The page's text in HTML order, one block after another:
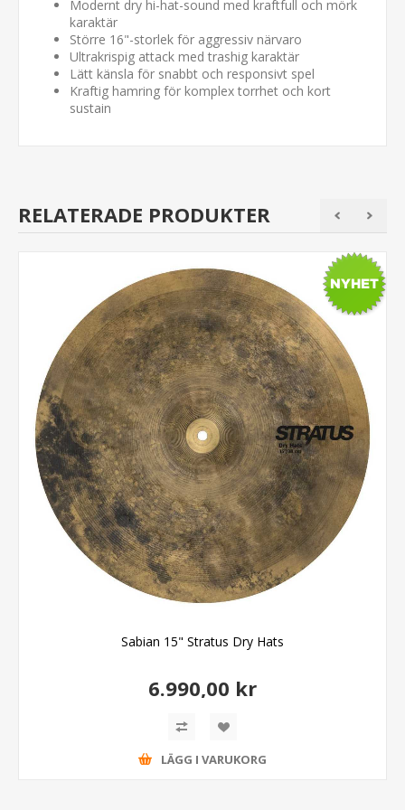
Modernt dry hi-hat-sound med kraftfull och mörk
karaktär
Större 16"-storlek för aggressiv närvaro
Ultrakrispig attack med trashig karaktär
Lätt känsla för snabbt och responsivt spel
Kraftig hamring för komplex torrhet och kort
sustain
RELATERADE PRODUKTER
Sabian 15" Stratus Dry Hats
6.990,00 kr
LÄGG I VARUKORG